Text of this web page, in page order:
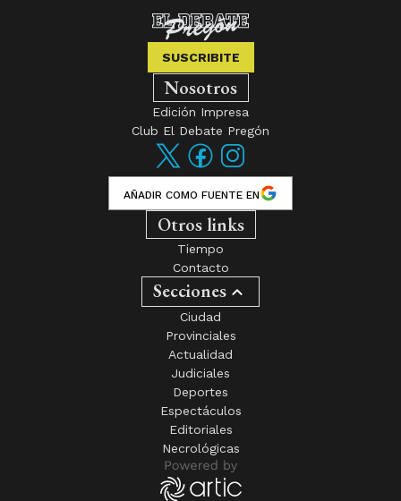
SUSCRIBITE
Nosotros
Edición Impresa
Club El Debate Pregón
AÑADIR COMO FUENTE EN
Otros links
Tiempo
Contacto
Secciones
Ciudad
Provinciales
Actualidad
Judiciales
Deportes
Espectáculos
Editoriales
Necrológicas